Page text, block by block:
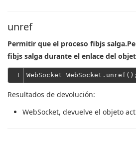
unref
Permitir que el proceso fibjs
fibjs salga durante el enlace del
1
Resultados de devolución:
WebSocket, devuelve el objeto